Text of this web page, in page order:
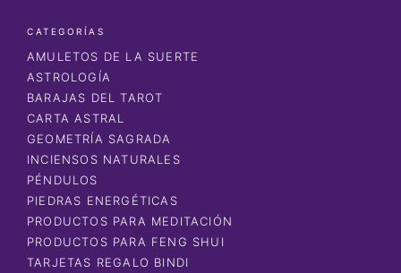
CATEGORÍAS
AMULETOS DE LA SUERTE
ASTROLOGÍA
BARAJAS DEL TAROT
CARTA ASTRAL
GEOMETRÍA SAGRADA
INCIENSOS NATURALES
PÉNDULOS
PIEDRAS ENERGÉTICAS
PRODUCTOS PARA MEDITACIÓN
PRODUCTOS PARA FENG SHUI
TARJETAS REGALO BINDI